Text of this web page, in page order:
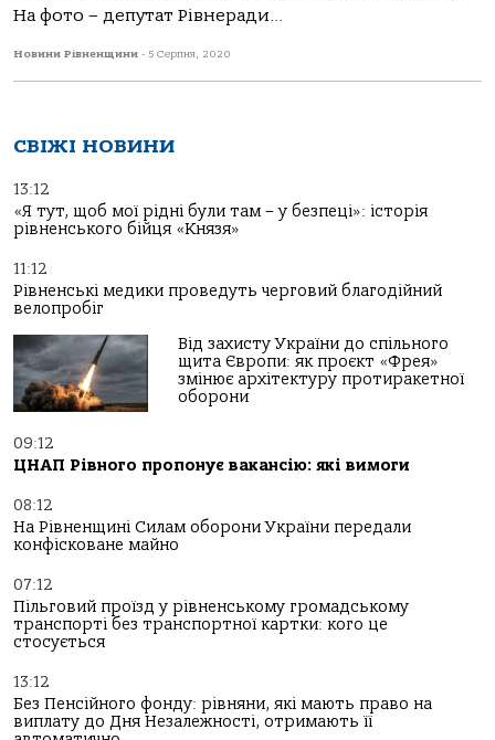
На фото – депутат Рівнеради...
Новини Рівненщини - 5 Серпня, 2020
СВІЖІ НОВИНИ
13:12
«Я тут, щоб мої рідні були там – у безпеці»: історія
рівненського бійця «Князя»
11:12
Рівненські медики проведуть черговий благодійний
велопробіг
Від захисту України до спільного
щита Європи: як проєкт «Фрея»
змінює архітектуру протиракетної
оборони
09:12
ЦНАП Рівного пропонує вакансію: які вимоги
08:12
На Рівненщині Силам оборони України передали
конфісковане майно
07:12
Пільговий проїзд у рівненському громадському
транспорті без транспортної картки: кого це
стосується
13:12
Без Пенсійного фонду: рівняни, які мають право на
виплату до Дня Незалежності, отримають її